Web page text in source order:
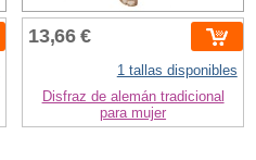
13,66 €
1 tallas disponibles
Disfraz de alemán tradicional
para mujer